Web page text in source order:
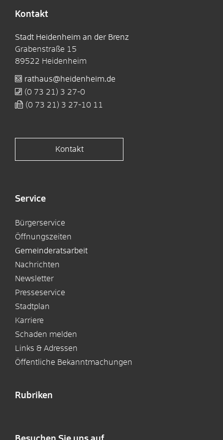
Kontakt
Stadt Heidenheim an der Brenz
Grabenstraße 15
89522 Heidenheim
rathaus@heidenheim.de
(0 73 21) 3 27-0
(0 73 21) 3 27-10 11
Kontakt
Service
Bürgerservice
Öffnungszeiten
Gemeinderatsarbeit
Nachrichten
Newsletter
Presseservice
Stadtplan
Karriere
Schaden melden
Links & Adressen
Öffentliche Bekanntmachungen
Rubriken